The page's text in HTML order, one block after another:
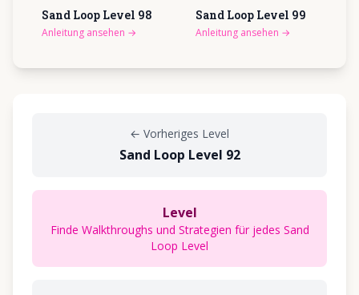
Sand Loop Level 98
Anleitung ansehen →
Sand Loop Level 99
Anleitung ansehen →
← Vorheriges Level
Sand Loop Level 92
Level
Finde Walkthroughs und Strategien für jedes Sand
Loop Level